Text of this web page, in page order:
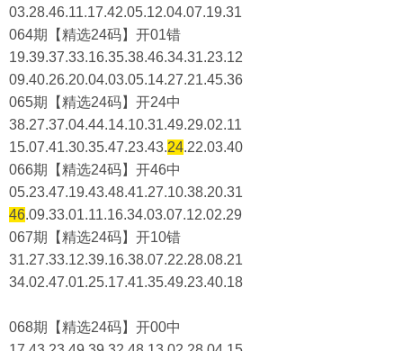
03.28.46.11.17.42.05.12.04.07.19.31
064期【精选24码】开01错
19.39.37.33.16.35.38.46.34.31.23.12
09.40.26.20.04.03.05.14.27.21.45.36
065期【精选24码】开24中
38.27.37.04.44.14.10.31.49.29.02.11
15.07.41.30.35.47.23.43.24.22.03.40
066期【精选24码】开46中
05.23.47.19.43.48.41.27.10.38.20.31
46.09.33.01.11.16.34.03.07.12.02.29
067期【精选24码】开10错
31.27.33.12.39.16.38.07.22.28.08.21
34.02.47.01.25.17.41.35.49.23.40.18
068期【精选24码】开00中